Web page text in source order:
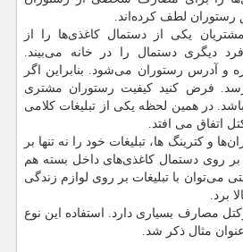
رستوران لطف کرده‌اند.
یکی از دستمال کاغذی‌ها را از
دیگری دستمال را در خانه می‌بیند.
و آدرس رستوران می‌شود. بنابراین اگر
فرض کنید کیفیت رستوران مشتری
در همین لحظه یکی از تبلیغات کلامی
اتفاق می افتد.
و کترینگ ها، تبلیغات خود را نه تنها بر
بر روی دستمال کاغذی‌های داخل بسته هم
می‌توان با تبلیغات بر روی لوازم زندگی
برد.
مصارف بسیاری دارد. استفاده این نوع
مثال ذکر شد.